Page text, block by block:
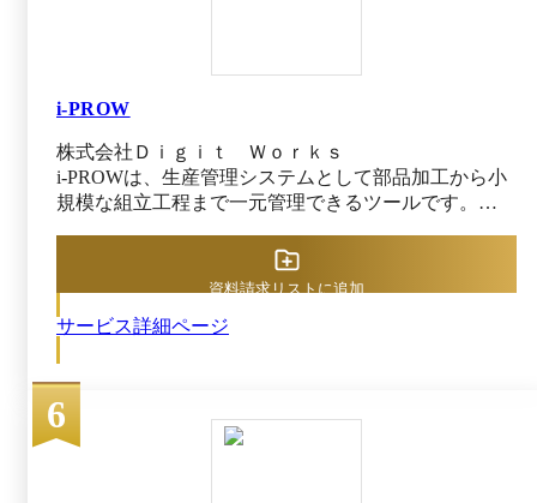
込むことができます。また、OSなどのインフラ
のバージョンアップを開発フレームワークが吸収
するため、独自機能の資産継承が可能です。 ■オ
ープンな基幹業務パッケージとして、「データベ
ース」、｢設計仕様｣、「ソースプログラム」を公
開： EXPLANER/J はパッケージの「データベー
ス」「設計仕様」「ソースプログラム」を 公開
しており、開発フレームワークをご活用いただく
ことで、スピーディに機能強化を行えます。
◆◆セミナー開催のご案内：「製造業の事例に学
ぶ、効果的なデータドリブン経営の進め方」
NECはこのたび、「【セミナー】製造業の事例に
学ぶ、効果的なデータドリブン経営の進め方」を
開催いたします。 世界規模で経営のDXが進行す
i-PROW
株式会社Ｄｉｇｉｔ Ｗｏｒｋｓ
i-PROWは、生産管理システムとして部品加工から小
規模な組立工程まで一元管理できるツールです。
悩む中小製造業向けに開発され、見積から受注・出
荷、在庫・購買、債権・債務管理まで製造業務全体を
る進捗遅れや在庫過多を防止し、現場作業効率の向上
あたっては、まず受注や内示データを基に自動で生産
計画を立案し、製造指示やスケジューラで日程調整を
行います。作業現場では端末上で作業指示書や図面を
参照しつつ、各工程の実績を入力・収集します。 バ
サービス詳細ページ
資料請求リストに追加
6